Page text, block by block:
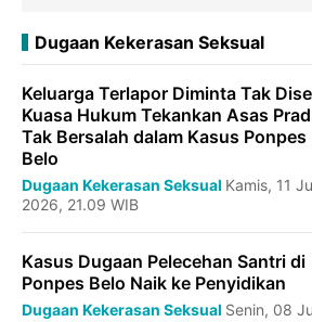
Dugaan Kekerasan Seksual
Keluarga Terlapor Diminta Tak
Kuasa Hukum Tekankan Asas
Tak Bersalah dalam Kasus Ponpes
Belo
Dugaan Kekerasan Seksual Kamis, 11
2026, 21.09 WIB
Kasus Dugaan Pelecehan Santri di
Ponpes Belo Naik ke Penyidikan
Dugaan Kekerasan Seksual Senin, 08